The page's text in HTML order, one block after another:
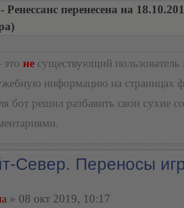
перенесена на
это не существующий пользователь
информацию на страницах
бот решил разбавить свои сухие
Север. Переносы
» 08 окт 2019, 10:17